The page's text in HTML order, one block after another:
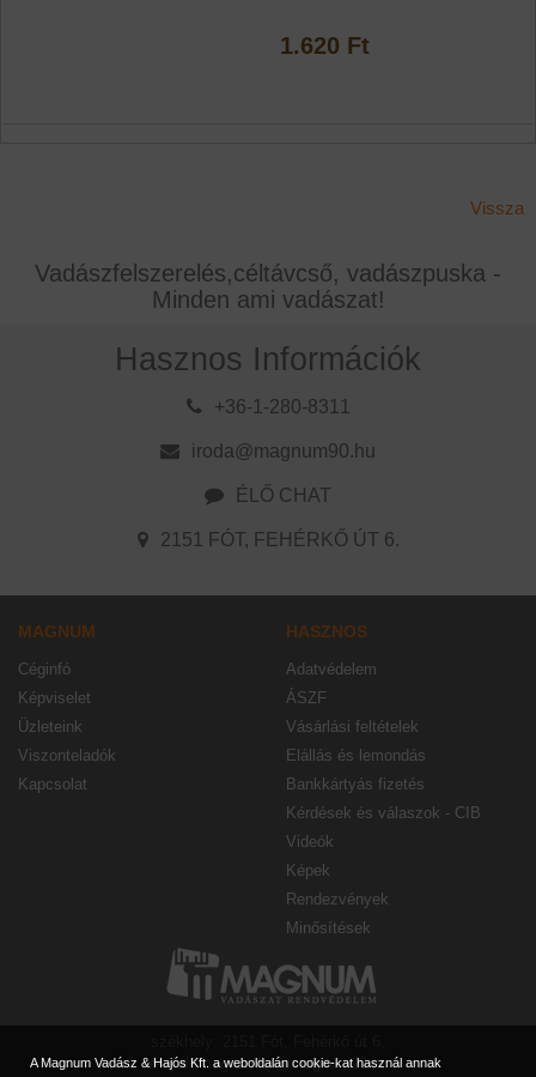
1.620 Ft
Vissza
Vadászfelszerelés,céltávcső, vadászpuska -
Minden ami vadászat!
Hasznos Információk
+36-1-280-8311
iroda@magnum90.hu
ÉLŐ CHAT
2151 FÓT, FEHÉRKŐ ÚT 6.
MAGNUM
Céginfó
Képviselet
Üzleteink
Viszonteladók
Kapcsolat
HASZNOS
Adatvédelem
ÁSZF
Vásárlási feltételek
Elállás és lemondás
Bankkártyás fizetés
Kérdések és válaszok - CIB
Videók
Képek
Rendezvények
Minősítések
e-mail: magnumbp@magnum90.hu
A Magnum Vadász & Hajós Kft. a weboldalán cookie-kat használ annak